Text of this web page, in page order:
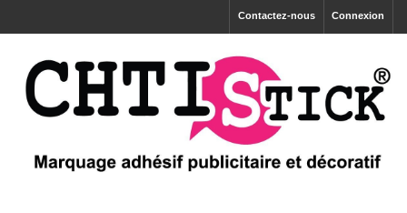
Connexion
Contactez-nous